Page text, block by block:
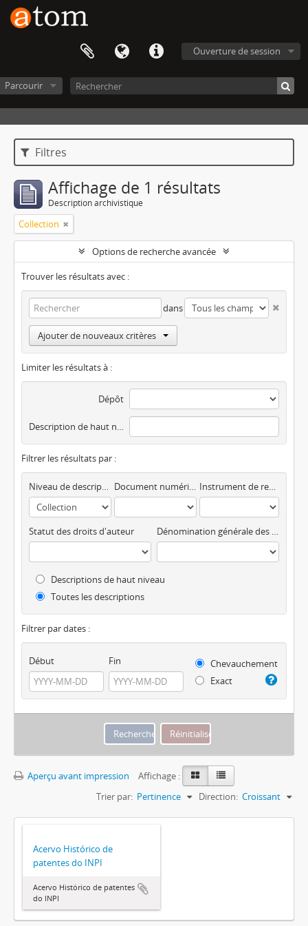
Ouverture de session
Parcourir
Filtres
Affichage de 1 résultats
Description archivistique
Collection
Options de recherche avancée
Trouver les résultats avec :
dans
Ajouter de nouveaux critères
Limiter les résultats à :
Dépôt
Description de haut niveau
Filtrer les résultats par :
Niveau de description Document numérique disponible Instrument de recherche
Statut des droits d'auteur Dénomination générale des documents
Descriptions de haut niveau
Toutes les descriptions
Filtrer par dates :
Début Fin
Chevauchement
Exact
Aperçu avant impression
Affichage :
Trier par: Pertinence Direction: Croissant
Acervo Histórico de
patentes do INPI
Acervo Histórico de patentes
do INPI